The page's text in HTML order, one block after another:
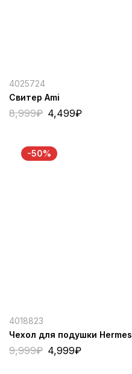
4025724
Свитер Ami
8,999₽ 4,499₽
-50%
4018823
Чехол для подушки Hermes
9,999₽ 4,999₽